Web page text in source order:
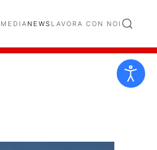
MEDIA NEWS LAVORA CON NOI